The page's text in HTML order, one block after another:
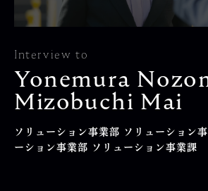
Interview to
Yonemura
Mizobuchi Mai
ソリューション事業部 ソリューション
ーション事業部 ソリューション事業課